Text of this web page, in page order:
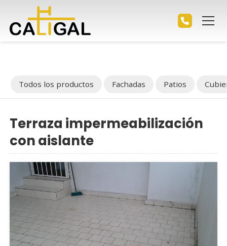
Todos los productos Fachadas Patios
Terraza impermeabilización
con aislante